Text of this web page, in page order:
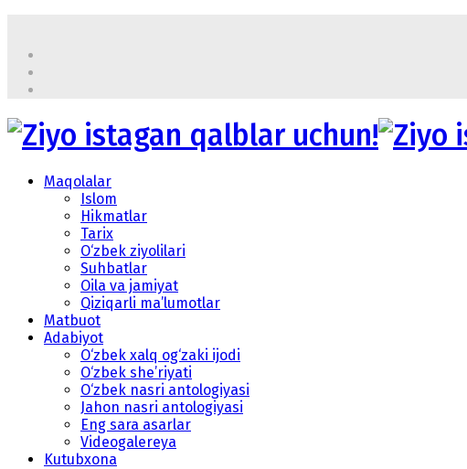
Maqolalar
Islom
Hikmatlar
Tarix
O‘zbek ziyolilari
Suhbatlar
Oila va jamiyat
Qiziqarli ma’lumotlar
Matbuot
Adabiyot
O‘zbek xalq og‘zaki ijodi
O‘zbek she’riyati
O‘zbek nasri antologiyasi
Jahon nasri antologiyasi
Eng sara asarlar
Videogalereya
Kutubxona